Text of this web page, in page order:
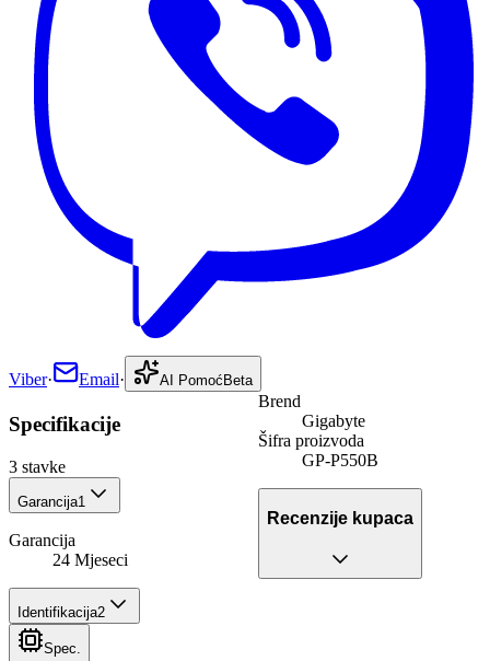
Viber· Email· AI Pomoć Beta
Specifikacije
3 stavke
Garancija1
Garancija
24 Mjeseci
Identifikacija2
Brend
Gigabyte
Šifra proizvoda
GP-P550B
Recenzije kupaca
Spec.